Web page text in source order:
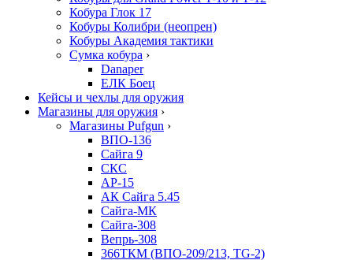
Кобура Глок 17
Кобуры Колибри (неопрен)
Кобуры Академия тактики
Сумка кобура ›
Danaper
ЕЛК Боец
Кейсы и чехлы для оружия
Магазины для оружия ›
Магазины Pufgun ›
ВПО-136
Сайга 9
СКС
АР-15
АК Сайга 5.45
Сайга-МК
Сайга-308
Вепрь-308
366ТКМ (ВПО-209/213, TG-2)